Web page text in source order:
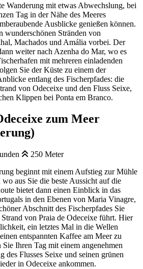
Wanderung mit etwas Abwechslung, bei
Tag in der Nähe des Meeres
Ausblicke genießen können.
wunderschönen Stränden von
Machados und Amália vorbei. Der
weiter nach Azenha do Mar, wo es
mit mehreren einladenden
Sie der Küste zu einem der
entlang des Fischerpfades: die
von Odeceixe und den Fluss Seixe,
Klippen bei Ponta em Branco.
zum Meer
250 Meter
beginnt mit einem Aufstieg zur Mühle
aus Sie die beste Aussicht auf die
bietet dann einen Einblick in das
in den Ebenen von Maria Vinagre,
Abschnitt des Fischerpfades Sie
von Praia de Odeceixe führt. Hier
ein letztes Mal in die Wellen
entspannten Kaffee am Meer zu
Sie Ihren Tag mit einem angenehmen
des Flusses Seixe und seinen grünen
in Odeceixe ankommen.